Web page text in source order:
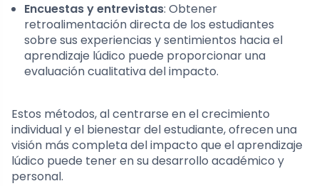
Encuestas y entrevistas: Obtener
retroalimentación directa de los estudiantes
sobre sus experiencias y sentimientos hacia el
aprendizaje lúdico puede proporcionar una
evaluación cualitativa del impacto.
Estos métodos, al centrarse en el crecimiento
individual y el bienestar del estudiante, ofrecen una
visión más completa del impacto que el aprendizaje
lúdico puede tener en su desarrollo académico y
personal.